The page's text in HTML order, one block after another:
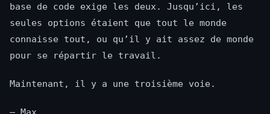
base de code exige les deux. Jusqu’ici, les
seules options étaient que tout le monde
connaisse tout, ou qu’il y ait assez de monde
pour se répartir le travail.
Maintenant, il y a une troisième voie.